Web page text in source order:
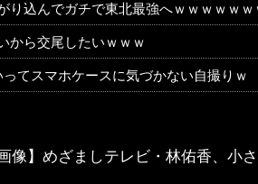
り込んでガチで東北最強へｗｗｗｗｗ
から交尾したいｗｗｗ
てスマホケースに気づかない自撮りｗ
画像】めざましテレビ・林佑香、小